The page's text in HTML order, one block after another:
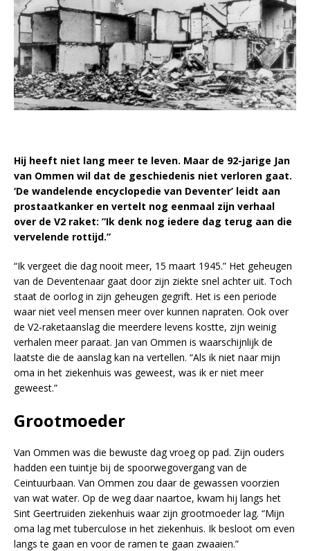
Hij heeft niet lang meer te leven. Maar de 92-jarige Jan
van Ommen wil dat de geschiedenis niet verloren gaat.
‘De wandelende encyclopedie van Deventer’ leidt aan
prostaatkanker en vertelt nog eenmaal zijn verhaal
over de V2 raket: ”Ik denk nog iedere dag terug aan die
vervelende rottijd.”
“Ik vergeet die dag nooit meer, 15 maart 1945.” Het geheugen
van de Deventenaar gaat door zijn ziekte snel achter uit. Toch
staat de oorlog in zijn geheugen gegrift. Het is een periode
waar niet veel mensen meer over kunnen napraten. Ook over
de V2-raketaanslag die meerdere levens kostte, zijn weinig
verhalen meer paraat. Jan van Ommen is waarschijnlijk de
laatste die de aanslag kan na vertellen. “Als ik niet naar mijn
oma in het ziekenhuis was geweest, was ik er niet meer
geweest.”
Grootmoeder
Van Ommen was die bewuste dag vroeg op pad. Zijn ouders
hadden een tuintje bij de spoorwegovergang van de
Ceintuurbaan. Van Ommen zou daar de gewassen voorzien
van wat water. Op de weg daar naartoe, kwam hij langs het
Sint Geertruiden ziekenhuis waar zijn grootmoeder lag. “Mijn
oma lag met tuberculose in het ziekenhuis. Ik besloot om even
langs te gaan en voor de ramen te gaan zwaaien.”